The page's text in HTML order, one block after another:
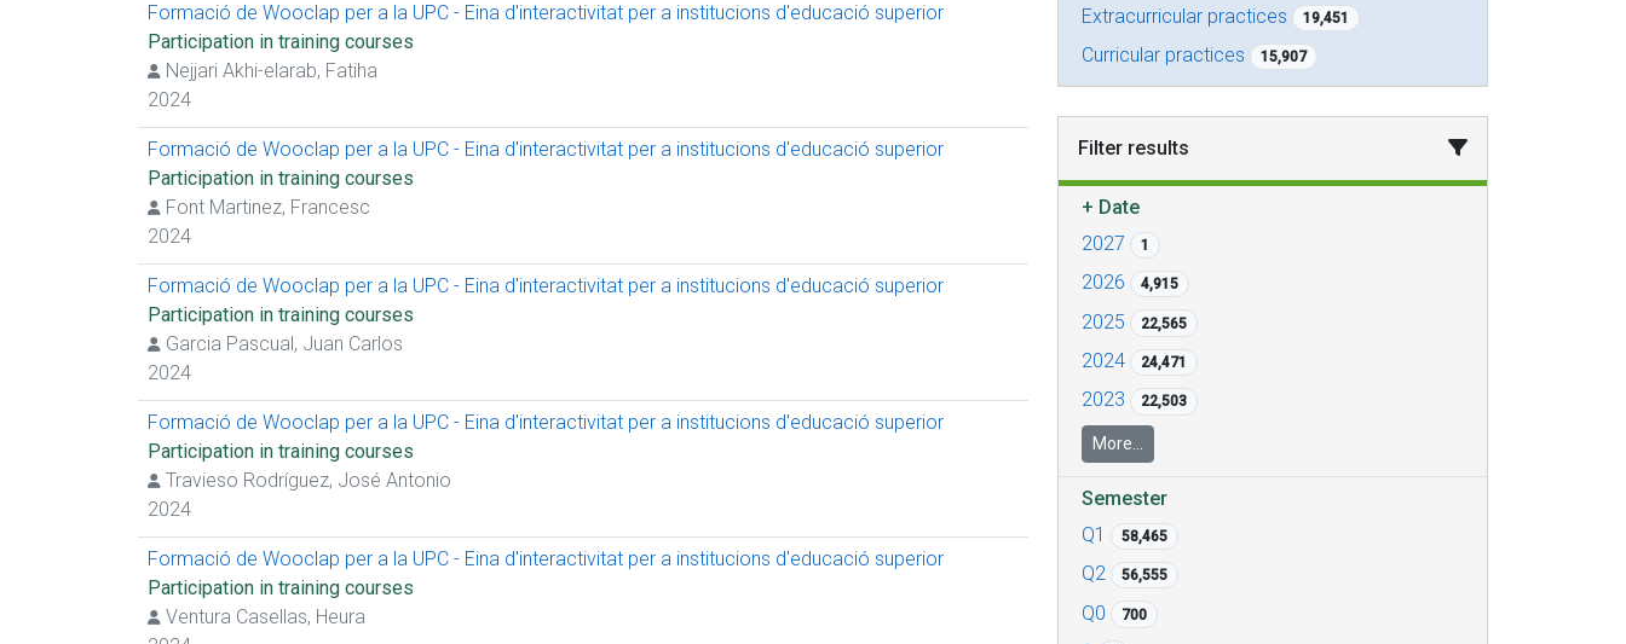
Formació de Wooclap per a la UPC - Eina d'interactivitat per a institucions d'educació superior
Participation in training courses
Nejjari Akhi-elarab, Fatiha
2024
Formació de Wooclap per a la UPC - Eina d'interactivitat per a institucions d'educació superior
Participation in training courses
Font Martinez, Francesc
2024
Formació de Wooclap per a la UPC - Eina d'interactivitat per a institucions d'educació superior
Participation in training courses
Garcia Pascual, Juan Carlos
2024
Formació de Wooclap per a la UPC - Eina d'interactivitat per a institucions d'educació superior
Participation in training courses
Travieso Rodríguez, José Antonio
2024
Formació de Wooclap per a la UPC - Eina d'interactivitat per a institucions d'educació superior
Participation in training courses
Ventura Casellas, Heura
Extracurricular practices
19,451
Curricular practices 15,907
Filter results
+ Date
2027
1
2026 4,915
2025 22,565
2024 24,471
2023 22,503
More...
Semester
Q1
58,465
Q2 56,555
Q0 700